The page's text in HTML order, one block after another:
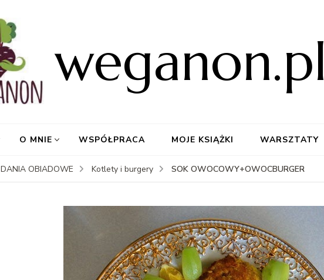
weganon.pl
O MNIE WSPÓŁPRACA MOJE KSIĄŻKI WARSZTATY
DANIA OBIADOWE Kotlety i burgery SOK OWOCOWY+OWOCBURGER